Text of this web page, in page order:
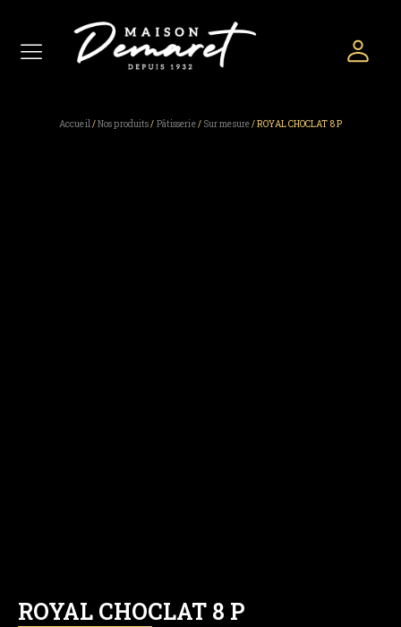
Accueil/Nos produits/ Pâtisserie/ Sur mesure/ ROYAL CHOCLAT 8 P
ROYAL CHOCLAT 8 P